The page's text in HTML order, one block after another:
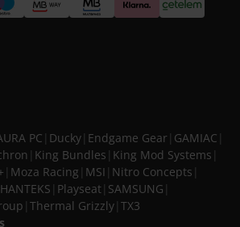
PC Ducky Endgame Gear GAMIAC
King Bundles King Mod Systems
Moza Racing MSI Nitro Concepts
Playseat SAMSUNG
Thermal Grizzly TX3